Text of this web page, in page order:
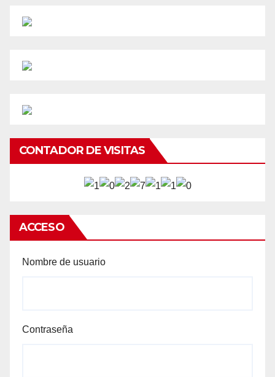
CONTADOR DE VISITAS
ACCESO
Nombre de usuario
Contraseña